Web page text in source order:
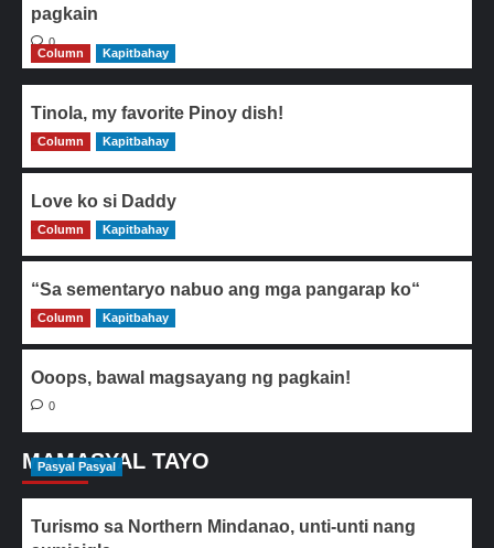
pagkain
0
Column
Kapitbahay
Tinola, my favorite Pinoy dish!
0
Column Kapitbahay
Love ko si Daddy
0
Column Kapitbahay
“Sa sementaryo nabuo ang mga pangarap ko“
0
Column Kapitbahay
Ooops, bawal magsayang ng pagkain!
0
MAMASYAL TAYO
Pasyal Pasyal
Turismo sa Northern Mindanao, unti-unti nang